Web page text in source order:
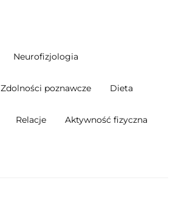
Neurofizjologia
Zdolności poznawcze Dieta
Relacje Aktywność fizyczna